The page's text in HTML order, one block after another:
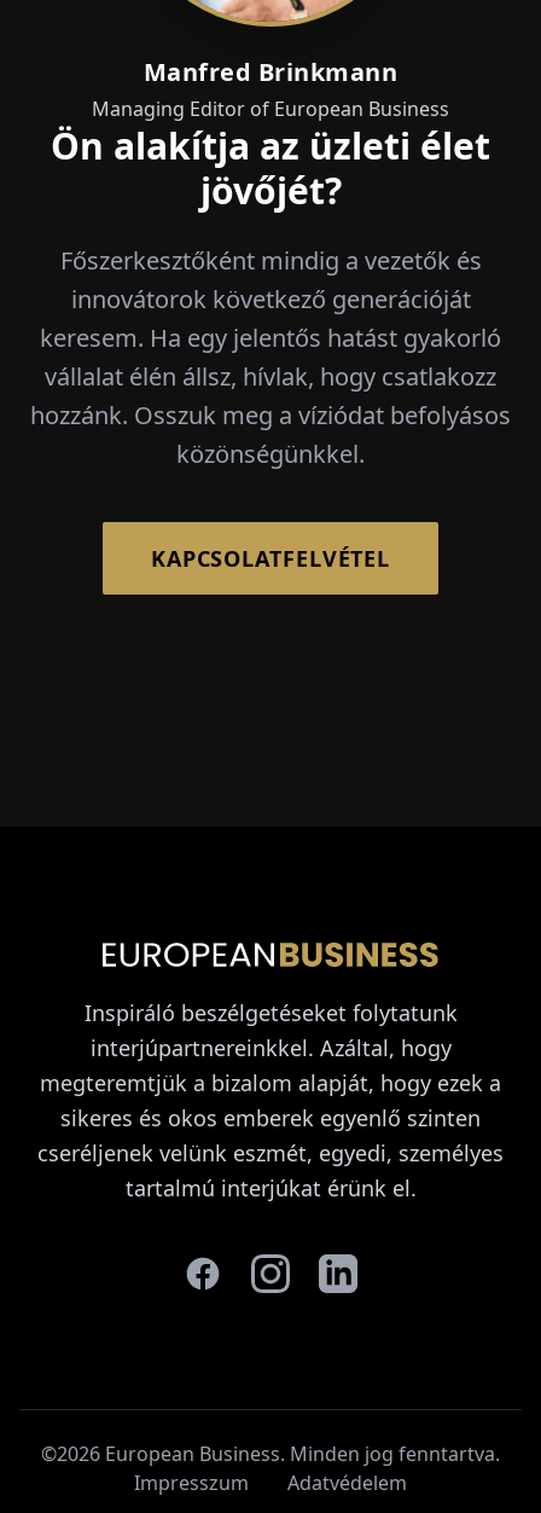
Manfred Brinkmann
Managing Editor of European Business
Ön alakítja az üzleti élet
jövőjét?
Főszerkesztőként mindig a vezetők és
innovátorok következő generációját
keresem. Ha egy jelentős hatást gyakorló
vállalat élén állsz, hívlak, hogy csatlakozz
hozzánk. Osszuk meg a víziódat befolyásos
közönségünkkel.
KAPCSOLATFELVÉTEL
Inspiráló beszélgetéseket folytatunk
interjúpartnereinkkel. Azáltal, hogy
megteremtjük a bizalom alapját, hogy ezek a
sikeres és okos emberek egyenlő szinten
cseréljenek velünk eszmét, egyedi, személyes
tartalmú interjúkat érünk el.
©2026 European Business. Minden jog fenntartva.
Impresszum
Adatvédelem